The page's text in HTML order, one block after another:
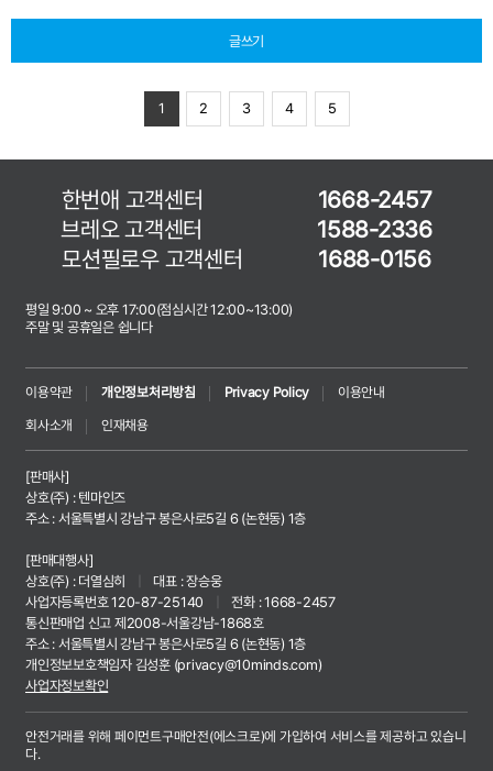
글쓰기
1 2 3 4 5
한번애 고객센터
1668-2457
브레오 고객센터
1588-2336
모션필로우 고객센터
1688-0156
평일 9:00 ~ 오후 17:00(점심시간 12:00~13:00)
주말 및 공휴일은 쉽니다
이용약관 개인정보처리방침 Privacy Policy
이용안내
회사소개
인재채용
[판매사]
상호(주) : 텐마인즈
주소 : 서울특별시 강남구 봉은사로5길 6 (논현동) 1층
[판매대행사]
상호(주) : 더열심히
대표 : 장승웅
사업자등록번호 120-87-25140
전화 : 1668-2457
통신판매업 신고 제2008-서울강남-1868호
주소 : 서울특별시 강남구 봉은사로5길 6 (논현동) 1층
개인정보보호책임자 김성훈 (privacy@10minds.com)
사업자정보확인
안전거래를 위해 페이먼트구매안전(에스크로)에 가입하여 서비스를 제공하고 있습니
다.